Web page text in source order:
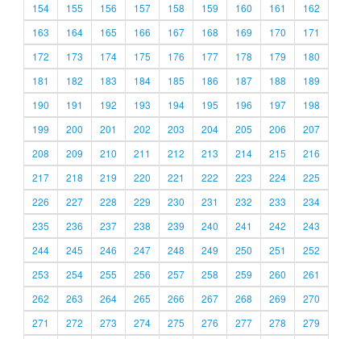
154
155 156 157 158 159 160 161
162
163
164 165 166 167 168 169 170
171
172
173 174 175 176 177 178 179
180
181
182 183 184 185 186 187 188
189
190
191 192 193 194 195 196 197
198
199
200 201 202 203 204 205 206
207
208
209 210 211 212 213 214 215
216
217
218 219 220 221 222 223 224
225
226
227 228 229 230 231 232 233
234
235
236 237 238 239 240 241 242
243
244
245 246 247 248 249 250 251
252
253
254 255 256 257 258 259 260
261
262
263 264 265 266 267 268 269
270
271
272 273 274 275 276 277 278
279